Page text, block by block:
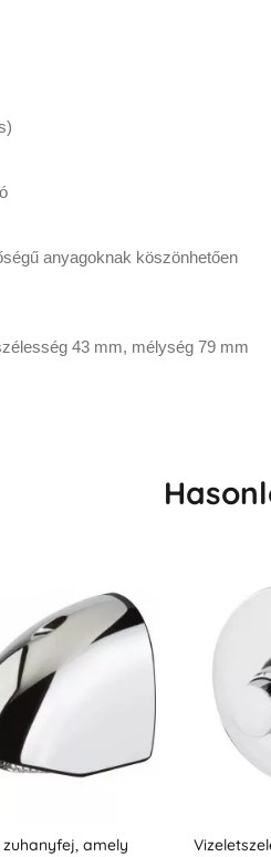
anyagoknak köszönhetően
43 mm, mélység 79 mm
időzített, rejtett
Idő